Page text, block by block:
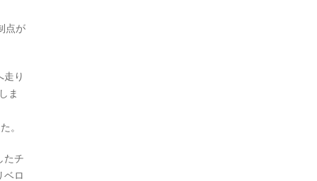
点が
り
ま
。
たチ
ベロ